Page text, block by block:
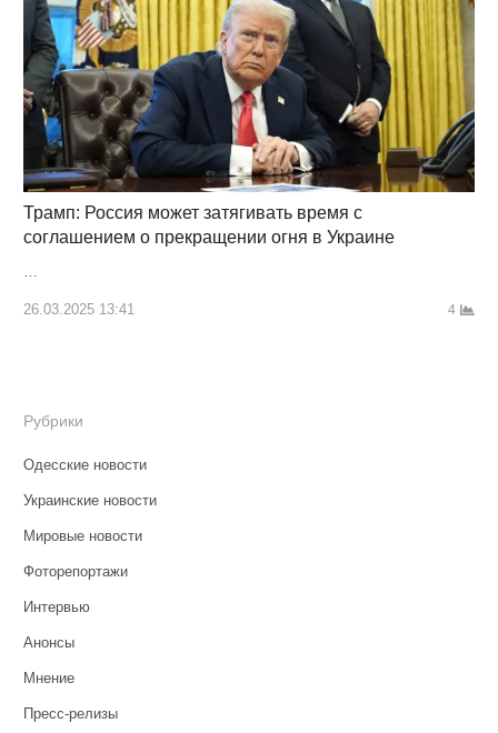
Трамп: Россия может затягивать время с
соглашением о прекращении огня в Украине
26.03.2025 13:41 4
Рубрики
Одесские новости
Украинские новости
Мировые новости
Фоторепортажи
Интервью
Анонсы
Мнение
Пресс-релизы